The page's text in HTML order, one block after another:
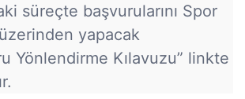
süreçte başvurularını Spor
yapacak
Yönlendirme Kılavuzu” linkte